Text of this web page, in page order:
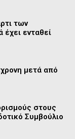
των
έχει ενταθεί
μετά από
στους
Συμβούλιο